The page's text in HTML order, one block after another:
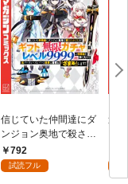
信じていた仲間達にダ
ンジョン奥地で殺され
かけたがギフト『無限
ガチャ』でレベル９９
792
試読フル
追
強
～